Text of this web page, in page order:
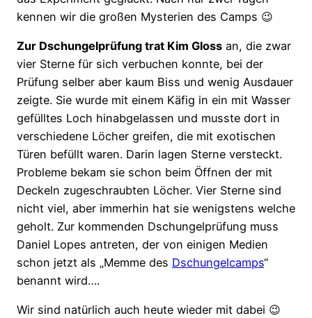
kennen wir die großen Mysterien des Camps 😉
Zur Dschungelprüfung trat Kim Gloss an, die zwar
vier Sterne für sich verbuchen konnte, bei der
Prüfung selber aber kaum Biss und wenig Ausdauer
zeigte. Sie wurde mit einem Käfig in ein mit Wasser
gefülltes Loch hinabgelassen und musste dort in
verschiedene Löcher greifen, die mit exotischen
Türen befüllt waren. Darin lagen Sterne versteckt.
Probleme bekam sie schon beim Öffnen der mit
Deckeln zugeschraubten Löcher. Vier Sterne sind
nicht viel, aber immerhin hat sie wenigstens welche
geholt. Zur kommenden Dschungelprüfung muss
Daniel Lopes antreten, der von einigen Medien
schon jetzt als „Memme des Dschungelcamps“
benannt wird….
Wir sind natürlich auch heute wieder mit dabei 😉